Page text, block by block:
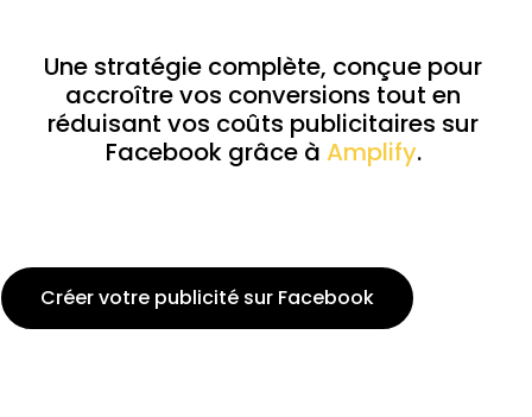
Une stratégie complète, conçue pour
accroître vos conversions tout en
réduisant vos coûts publicitaires sur
Facebook grâce à Amplify.
Créer votre publicité sur Facebook